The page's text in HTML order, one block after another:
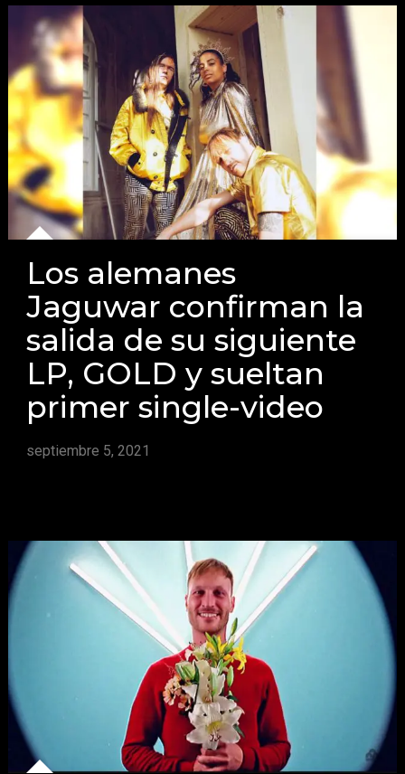
Los alemanes
Jaguwar confirman la
salida de su siguiente
LP, GOLD y sueltan
primer single-video
septiembre 5, 2021